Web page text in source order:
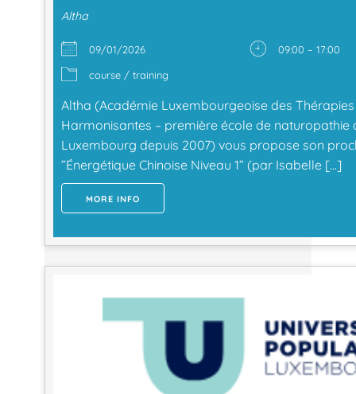
Altha
09/01/2026
09:00 – 17:00
course / training
Altha (Académie Luxembourgeoise des Thérapies
Harmonisantes – première école de naturopathie
Luxembourg depuis 2007) vous propose son
”Énergétique Chinoise Niveau 1” (par Isabelle […]
MORE INFO